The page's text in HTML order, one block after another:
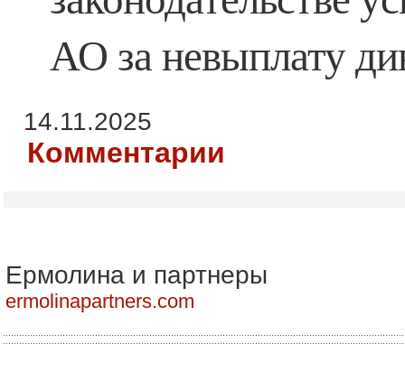
АО за невыплату
14.11.2025
Комментарии
Ермолина и партнеры
ermolinapartners.com